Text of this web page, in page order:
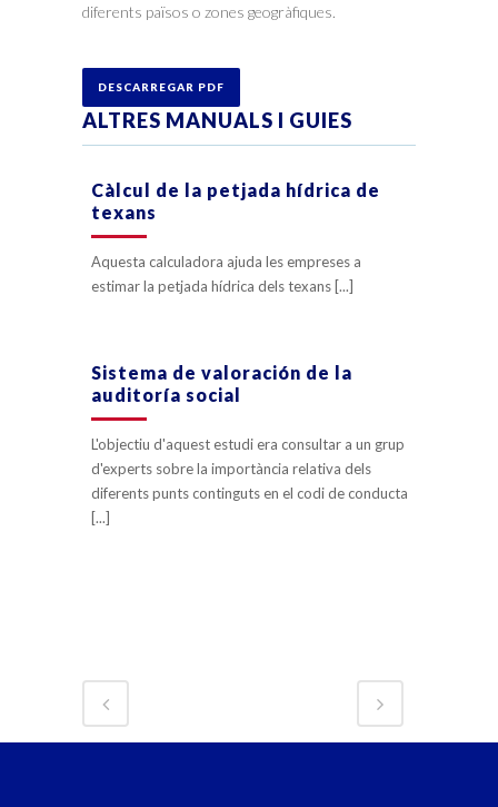
diferents països o zones geogràfiques.
DESCARREGAR PDF
ALTRES MANUALS I GUIES
Càlcul de la petjada hídrica de
texans
Aquesta calculadora ajuda les empreses a
estimar la petjada hídrica dels texans [...]
Sistema de valoración de la
auditoría social
L'objectiu d'aquest estudi era consultar a un grup
d'experts sobre la importància relativa dels
diferents punts continguts en el codi de conducta
[...]